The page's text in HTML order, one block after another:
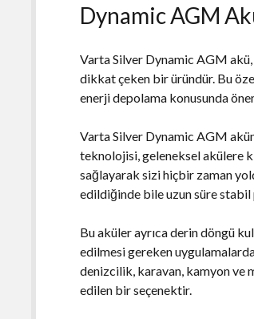
Dynamic AGM
Varta Silver Dynamic AGM
dikkat çeken bir üründür. Bu
enerji depolama konusunda
Varta Silver Dynamic AGM
teknolojisi, geleneksel akülere
sağlayarak sizi hiçbir zaman
edildiğinde bile uzun süre
Bu aküler ayrıca derin döngü
edilmesi gereken
denizcilik, karavan, kamyon ve
edilen bir seçenektir.